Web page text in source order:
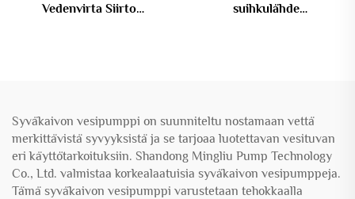
Vedenvirta Siirto
suihkulähde
Syväkaivon vesipumppi on suunniteltu nostamaan vettä
merkittävistä syvyyksistä ja se tarjoaa luotettavan vesituvan
eri käyttötarkoituksiin. Shandong Mingliu Pump Technology
Co., Ltd. valmistaa korkealaatuisia syväkaivon vesipumppeja.
Tämä syväkaivon vesipumppi varustetaan tehokkaalla